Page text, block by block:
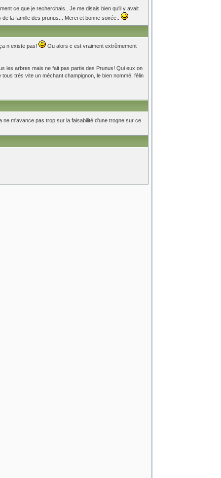
ce que je recherchais.. Je me disais bien qu'il y avait
la famille des prunus... Merci et bonne soirée..
n existe pas! Ou alors c est vraiment extrêmement
les arbres mais ne fait pas partie des Prunus! Qui eux on
très vite un méchant champignon, le bien nommé, félin
ne m'avance pas trop sur la faisabilité d'une trogne sur ce